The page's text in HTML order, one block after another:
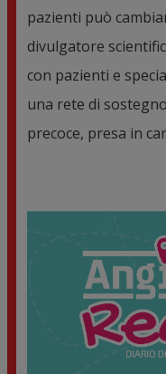
pazienti può
divulgatore
con pazienti e
una rete di
precoce, presa in